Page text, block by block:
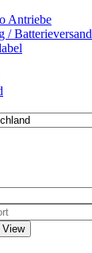
Antriebe
/ Batterieversand
View